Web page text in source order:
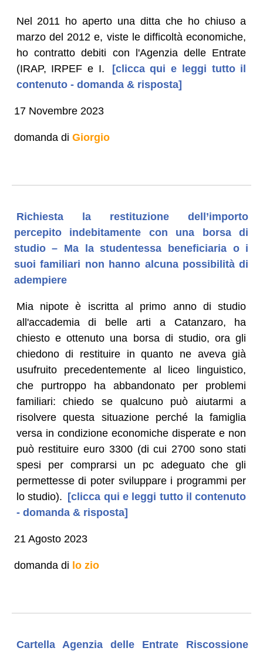
Nel 2011 ho aperto una ditta che ho chiuso a
marzo del 2012 e, viste le difficoltà economiche,
ho contratto debiti con l'Agenzia delle Entrate
(IRAP, IRPEF e I.
[clicca qui e leggi tutto il
contenuto - domanda & risposta]
17 Novembre 2023
domanda di Giorgio
Richiesta la restituzione dell’importo
percepito indebitamente con una borsa di
studio – Ma la studentessa beneficiaria o i
suoi familiari non hanno alcuna possibilità di
adempiere
Mia nipote è iscritta al primo anno di studio
all'accademia di belle arti a Catanzaro, ha
chiesto e ottenuto una borsa di studio, ora gli
chiedono di restituire in quanto ne aveva già
usufruito precedentemente al liceo linguistico,
che purtroppo ha abbandonato per problemi
familiari: chiedo se qualcuno può aiutarmi a
risolvere questa situazione perché la famiglia
versa in condizione economiche disperate e non
può restituire euro 3300 (di cui 2700 sono stati
spesi per comprarsi un pc adeguato che gli
permettesse di poter sviluppare i programmi per
lo studio). [clicca qui e leggi tutto il contenuto
- domanda & risposta]
21 Agosto 2023
domanda di lo zio
Cartella Agenzia delle Entrate Riscossione